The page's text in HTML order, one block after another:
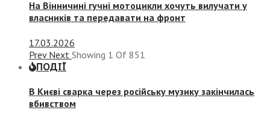
На Вінничині гучні мотоцикли хочуть вилучати у
власників та передавати на фронт
17.03.2026
Prev Next Showing 1 Of 851
ПОДІЇ
В Києві сварка через російську музику закінчилась
вбивством